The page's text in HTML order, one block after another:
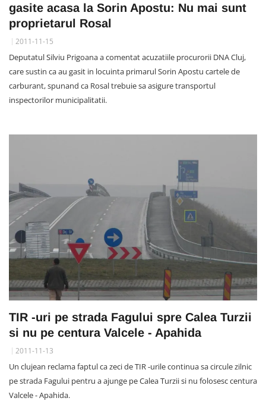
gasite acasa la Sorin Apostu: Nu mai sunt
proprietarul Rosal
2011-11-15
Deputatul Silviu Prigoana a comentat acuzatiile procurorii DNA Cluj,
care sustin ca au gasit in locuinta primarul Sorin Apostu cartele de
carburant, spunand ca Rosal trebuie sa asigure transportul
inspectorilor municipalitatii.
TIR -uri pe strada Fagului spre Calea Turzii
si nu pe centura Valcele - Apahida
2011-11-13
Un clujean reclama faptul ca zeci de TIR -urile continua sa circule zilnic
pe strada Fagului pentru a ajunge pe Calea Turzii si nu folosesc centura
Valcele - Apahida.